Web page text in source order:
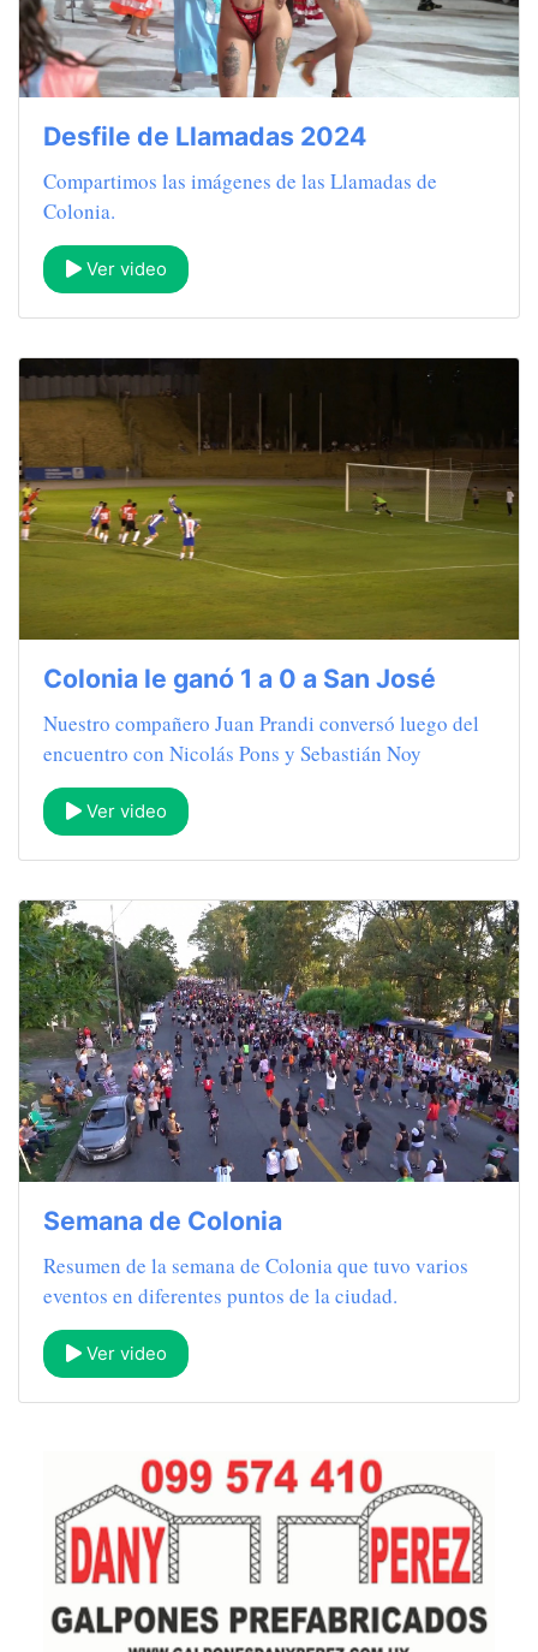
Desfile de Llamadas 2024
Compartimos las imágenes de las Llamadas de
Colonia.
Ver video
Colonia le ganó 1 a 0 a San José
Nuestro compañero Juan Prandi conversó luego del
encuentro con Nicolás Pons y Sebastián Noy
Ver video
Semana de Colonia
Resumen de la semana de Colonia que tuvo varios
eventos en diferentes puntos de la ciudad.
Ver video